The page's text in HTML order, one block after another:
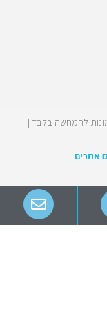
להמחשה בלבד |
אתרים